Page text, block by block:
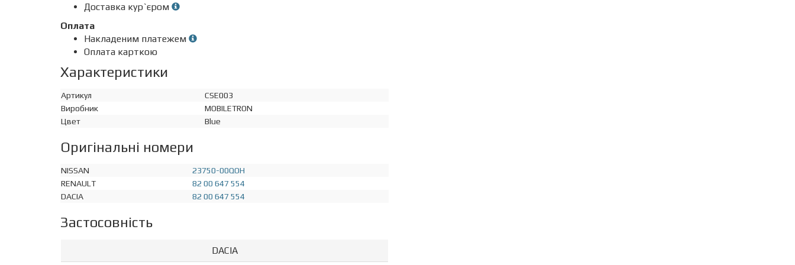
Доставка кур`єром
Оплата
Накладеним платежем
Оплата карткою
Характеристики
Артикул
CSE003
Виробник
MOBILETRON
Цвет
Blue
Оригінальні номери
NISSAN
23750-00QOH
RENAULT
82 00 647 554
DACIA
82 00 647 554
Застосовність
DACIA